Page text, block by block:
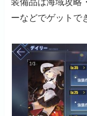
装備品は海域攻略
ーなどでゲットで